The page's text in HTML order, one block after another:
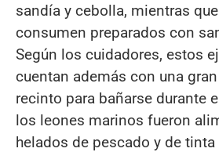
sandía y cebolla, mientras
consumen preparados con
Según los cuidadores, estos
cuentan además con una
recinto para bañarse durante
los leones marinos fueron
helados de pescado y de tinta